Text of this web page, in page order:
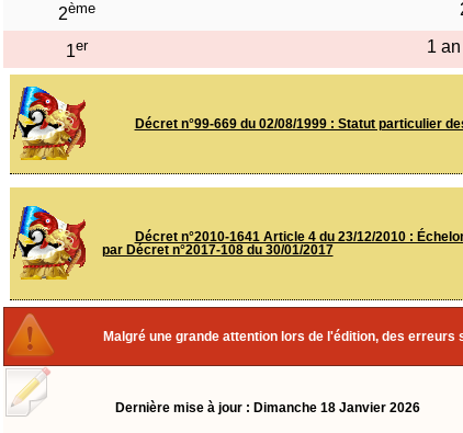
2ème
1er 1
Décret n°99-669 du 02/08/1999 : Statut particulier
Décret n°2010-1641 Article 4 du 23/12/2010 :
par Décret n°2017-108 du 30/01/2017
Malgré une grande attention lors de l'édition, des
Dernière mise à jour : Dimanche 18 Janvier 2026